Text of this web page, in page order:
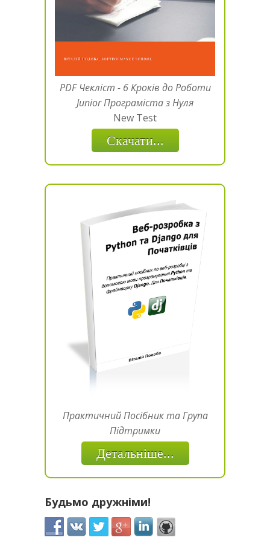
PDF Чекліст - 6 Кроків до Роботи
Junior Програміста з Нуля
New Test
Скачати...
Практичний Посібник та Група
Підтримки
Детальніше...
Будьмо дружніми!